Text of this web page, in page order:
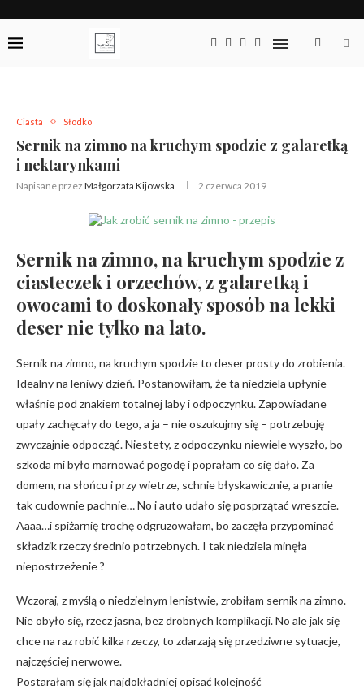
Ciasta Słodko
Sernik na zimno na kruchym spodzie z galaretką
i nektarynkami
Napisane przez Małgorzata Kijowska 2 czerwca 2019
Sernik na zimno, na kruchym spodzie z
ciasteczek i orzechów, z galaretką i
owocami to doskonały sposób na lekki
deser nie tylko na lato.
Sernik na zimno, na kruchym spodzie to deser prosty do zrobienia.
Idealny na leniwy dzień. Postanowiłam, że ta niedziela upłynie
właśnie pod znakiem totalnej laby i odpoczynku. Zapowiadane
upały zachęcały do tego, a ja – nie oszukujmy się – potrzebuję
zwyczajnie odpocząć. Niestety, z odpoczynku niewiele wyszło, bo
szkoda mi było marnować pogodę i poprałam co się dało. Za
domem, na słońcu i przy wietrze, schnie błyskawicznie, a pranie
tak cudownie pachnie… No i auto udało się posprzątać wreszcie.
Aaaa…i spiżarnię trochę odgruzowałam, bo zaczęła przypominać
składzik rzeczy średnio potrzebnych. I tak niedziela minęła
niepostrzeżenie ?
Wczoraj, z myślą o niedzielnym lenistwie, zrobiłam sernik na zimno.
Nie obyło się, rzecz jasna, bez drobnych komplikacji. No ale jak się
chce na raz robić kilka rzeczy, to zdarzają się przedziwne sytuacje,
najczęściej nerwowe.
Postarałam się jak najdokładniej opisać kolejność